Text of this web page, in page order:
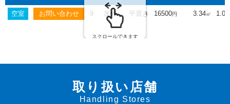
空室 9 屋外 平置き 16500円 3.34㎡ 1.01
スクロールできます
取り扱い店舗
Handling Stores